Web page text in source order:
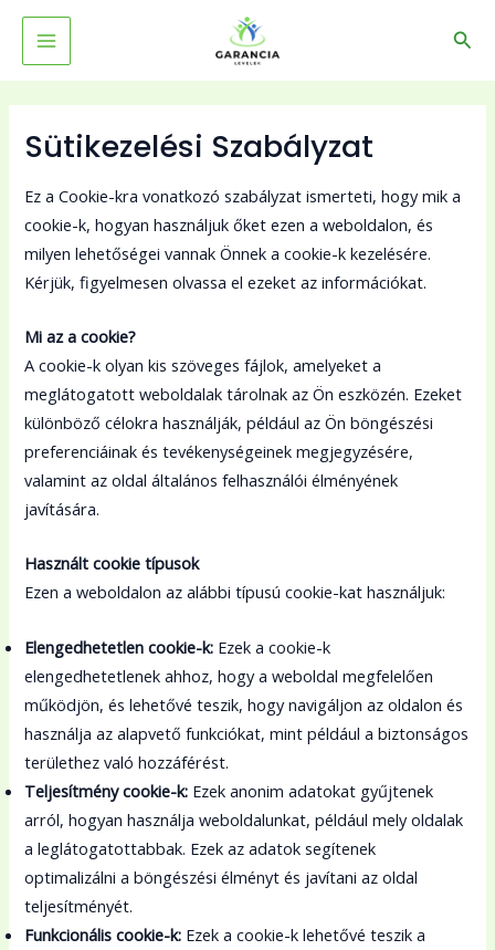
Skip
content
MAIN
MENU
Sütikezelési Szabályzat
Ez a Cookie-kra vonatkozó szabályzat ismerteti, hogy mik a
cookie-k, hogyan használjuk őket ezen a weboldalon, és
milyen lehetőségei vannak Önnek a cookie-k kezelésére.
Kérjük, figyelmesen olvassa el ezeket az információkat.
Mi az a cookie?
A cookie-k olyan kis szöveges fájlok, amelyeket a
meglátogatott weboldalak tárolnak az Ön eszközén. Ezeket
különböző célokra használják, például az Ön böngészési
preferenciáinak és tevékenységeinek megjegyzésére,
valamint az oldal általános felhasználói élményének
javítására.
Használt cookie típusok
Ezen a weboldalon az alábbi típusú cookie-kat használjuk:
Elengedhetetlen cookie-k: Ezek a cookie-k
elengedhetetlenek ahhoz, hogy a weboldal megfelelően
működjön, és lehetővé teszik, hogy navigáljon az oldalon és
használja az alapvető funkciókat, mint például a biztonságos
területhez való hozzáférést.
Teljesítmény cookie-k: Ezek anonim adatokat gyűjtenek
arról, hogyan használja weboldalunkat, például mely oldalak
a leglátogatottabbak. Ezek az adatok segítenek
optimalizálni a böngészési élményt és javítani az oldal
teljesítményét.
Funkcionális cookie-k: Ezek a cookie-k lehetővé teszik a